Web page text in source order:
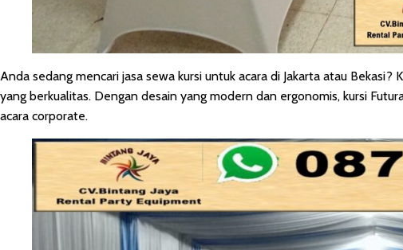
Anda sedang mencari jasa sewa kursi untuk acara di Jakarta atau
yang berkualitas. Dengan desain yang modern dan ergonomis, kursi
acara corporate.